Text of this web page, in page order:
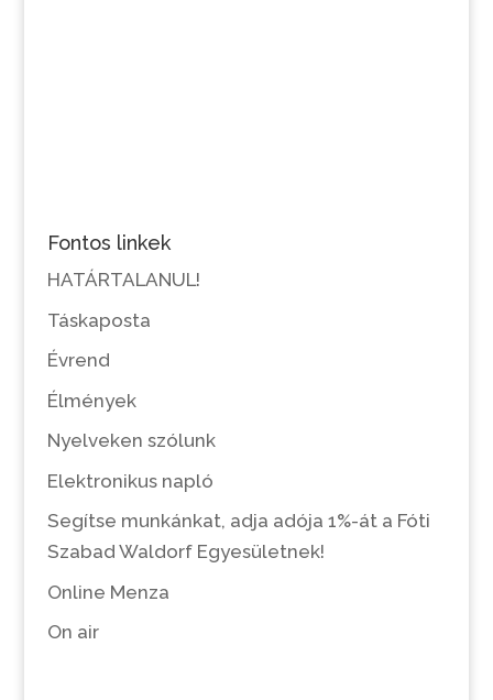
Fontos linkek
HATÁRTALANUL!
Táskaposta
Évrend
Élmények
Nyelveken szólunk
Elektronikus napló
Segítse munkánkat, adja adója 1%-át a Fóti
Szabad Waldorf Egyesületnek!
Online Menza
On air